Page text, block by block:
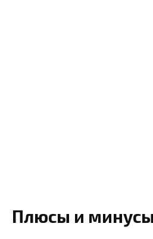
Плюсы и минусы